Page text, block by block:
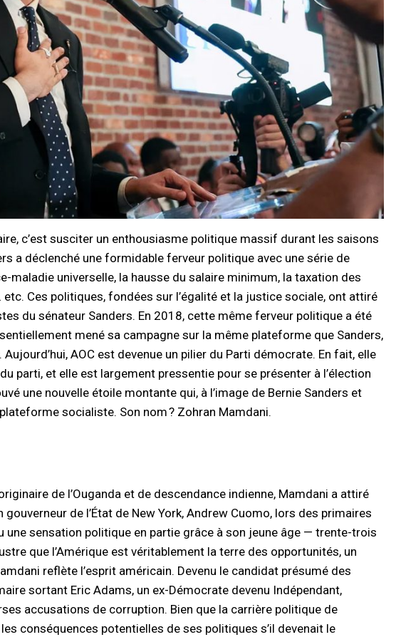
c’est susciter un enthousiasme politique massif durant les saisons
a déclenché une formidable ferveur politique avec une série de
maladie universelle, la hausse du salaire minimum, la taxation des
Ces politiques, fondées sur l’égalité et la justice sociale, ont attiré
du sénateur Sanders. En 2018, cette même ferveur politique a été
mené sa campagne sur la même plateforme que Sanders,
AOC est devenue un pilier du Parti démocrate. En fait, elle
parti, et elle est largement pressentie pour se présenter à l’élection
une nouvelle étoile montante qui, à l’image de Bernie Sanders et
socialiste. Son nom ? Zohran Mamdani.
de l’Ouganda et de descendance indienne, Mamdani a attiré
de l’État de New York, Andrew Cuomo, lors des primaires
sensation politique en partie grâce à son jeune âge — trente-trois
que l’Amérique est véritablement la terre des opportunités, un
reflète l’esprit américain. Devenu le candidat présumé des
sortant Eric Adams, un ex-Démocrate devenu Indépendant,
accusations de corruption. Bien que la carrière politique de
conséquences potentielles de ses politiques s’il devenait le